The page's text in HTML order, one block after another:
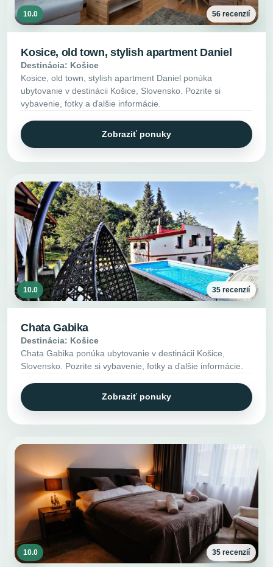
10.0 56 recenzií
Kosice, old town, stylish apartment Daniel
Destinácia: Košice
Kosice, old town, stylish apartment Daniel ponúka
ubytovanie v destinácii Košice, Slovensko. Pozrite si
vybavenie, fotky a ďalšie informácie.
Zobraziť ponuky
10.0 35 recenzií
Chata Gabika
Destinácia: Košice
Chata Gabika ponúka ubytovanie v destinácii Košice,
Slovensko. Pozrite si vybavenie, fotky a ďalšie informácie.
Zobraziť ponuky
10.0 35 recenzií